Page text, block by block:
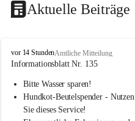
Aktuelle Beiträge
B
u
h
vor 14 StundenAmtliche Mitteilung
Informationsblatt Nr. 135
Bitte Wasser sparen!
Hundkot-Beutelspender - Nutzen
Sie dieses Service!